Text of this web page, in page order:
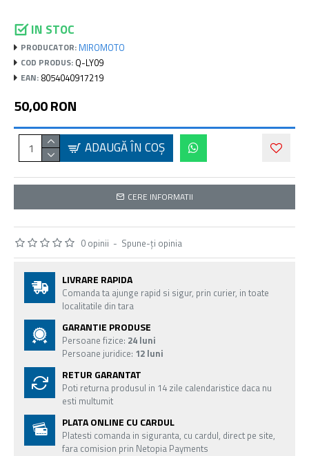
IN STOC
PRODUCATOR: MIROMOTO
COD PRODUS: Q-LY09
EAN: 8054040917219
0 opinii - Spune-ţi opinia
50,00 RON
ADAUGĂ ÎN COŞ
CERE INFORMATII
LIVRARE RAPIDA
Comanda ta ajunge rapid si sigur, prin curier, in toate
localitatile din tara
GARANTIE PRODUSE
Persoane fizice: 24 luni
Persoane juridice: 12 luni
RETUR GARANTAT
Poti returna produsul in 14 zile calendaristice daca nu
esti multumit
PLATA ONLINE CU CARDUL
Platesti comanda in siguranta, cu cardul, direct pe site,
fara comision prin Netopia Payments